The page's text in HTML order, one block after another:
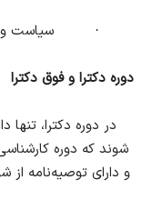
· سیاست و
دوره دکترا و فوق دکترا
در دوره دکترا،
شوند که دوره
و دارای توصیه‌نامه از